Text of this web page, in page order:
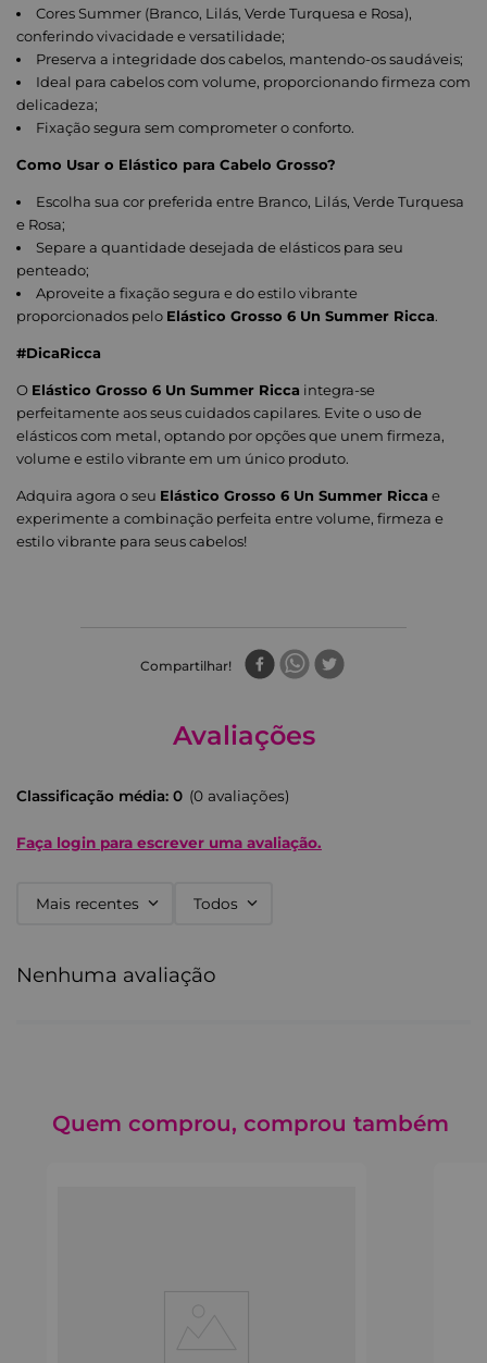
Cores Summer (Branco, Lilás, Verde Turquesa e Rosa),
conferindo vivacidade e versatilidade;
Preserva a integridade dos cabelos, mantendo-os saudáveis;
Ideal para cabelos com volume, proporcionando firmeza com
delicadeza;
Fixação segura sem comprometer o conforto.
Como Usar o Elástico para Cabelo Grosso?
Escolha sua cor preferida entre Branco, Lilás, Verde Turquesa
e Rosa;
Separe a quantidade desejada de elásticos para seu
penteado;
Aproveite a fixação segura e do estilo vibrante
proporcionados pelo Elástico Grosso 6 Un Summer Ricca.
#DicaRicca
O Elástico Grosso 6 Un Summer Ricca integra-se
perfeitamente aos seus cuidados capilares. Evite o uso de
elásticos com metal, optando por opções que unem firmeza,
volume e estilo vibrante em um único produto.
Adquira agora o seu Elástico Grosso 6 Un Summer Ricca e
experimente a combinação perfeita entre volume, firmeza e
estilo vibrante para seus cabelos!
Compartilhar
Avaliações
Classificação média: 0 (0 avaliações)
Faça login para escrever uma avaliação.
Mais recentes Todos
Nenhuma avaliação
Quem comprou, comprou também